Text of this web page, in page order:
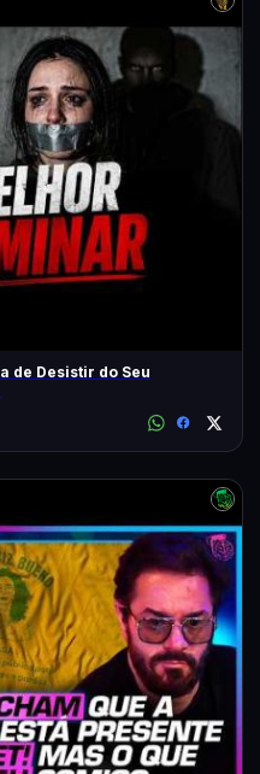
de Desistir do Seu